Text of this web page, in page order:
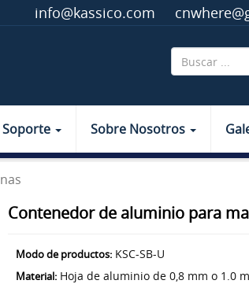
info@kassico.com
Soporte Sobre Nosotros
Contenedor de aluminio para
Modo de productos: KSC-SB-U
Material: Hoja de aluminio de 0,8 mm o 1.0